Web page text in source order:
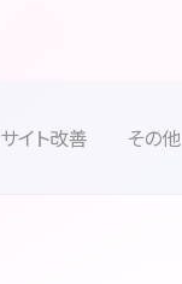
サイト改善 その他